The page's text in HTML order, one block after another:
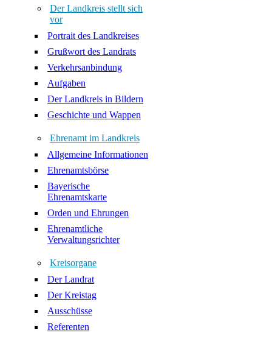
Der Landkreis stellt sich
vor
Portrait des Landkreises
Grußwort des Landrats
Verkehrsanbindung
Aufgaben
Der Landkreis in Bildern
Geschichte und Wappen
Ehrenamt im Landkreis
Allgemeine Informationen
Ehrenamtsbörse
Bayerische
Ehrenamtskarte
Orden und Ehrungen
Ehrenamtliche
Verwaltungsrichter
Kreisorgane
Der Landrat
Der Kreistag
Ausschüsse
Referenten